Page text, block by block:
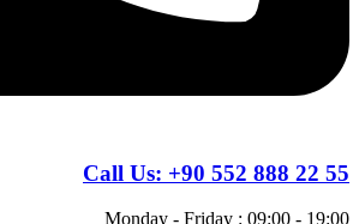
Call Us: +90 552 888 22 55
Monday - Friday : 09:00 - 19:00